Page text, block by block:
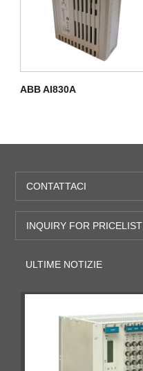
ABB AI830A
CONTATTACI
INQUIRY FOR PRICELIST
ULTIME NOTIZIE